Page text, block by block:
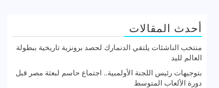
أحدث المقالات
منتخب الناشئات يلتقي الدنمارك لحصد برونزية تاريخية ببطولة
العالم لليد
بتوجيهات رئيس اللجنة الأولمبية.. اجتماع حاسم لبعثة مصر قبل
دورة الألعاب المتوسط